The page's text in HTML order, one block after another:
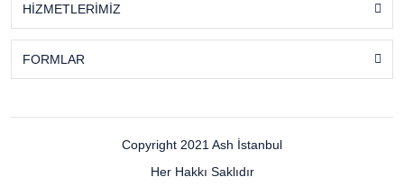
HİZMETLERİMİZ
FORMLAR
Copyright 2021 Ash İstanbul
Her Hakkı Saklıdır